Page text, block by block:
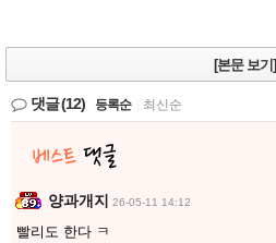
[본문 보기]
댓글(12) 등록순 최신순
양과개지 26-05-11 14:12
빨리도 한다 ㅋ